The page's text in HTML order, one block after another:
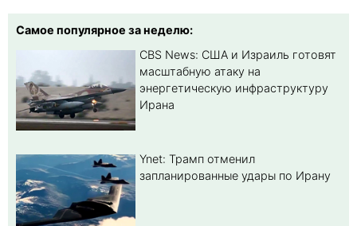
Самое популярное за неделю:
CBS News: США и Израиль готовят
масштабную атаку на
энергетическую инфраструктуру
Ирана
Ynet: Трамп отменил
запланированные удары по Ирану